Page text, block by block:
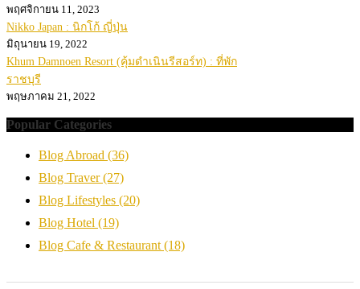
พฤศจิกายน 11, 2023
Nikko Japan : นิกโก้ ญี่ปุ่น
มิถุนายน 19, 2022
Khum Damnoen Resort (คุ้มดำเนินรีสอร์ท) : ที่พัก
ราชบุรี
พฤษภาคม 21, 2022
Popular Categories
Blog Abroad (36)
Blog Traver(27)
Blog Lifestyles (20)
Blog Hotel (19)
Blog Cafe & Restaurant (18)